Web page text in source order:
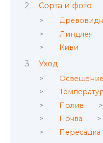
Сорта и фото
Линдлея
Киви
Уход
Освещение
Полив
Почва
Пересадка